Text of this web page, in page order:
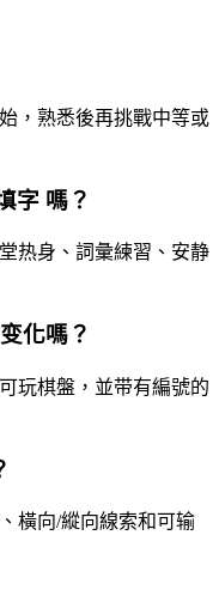
，熟悉後再挑戰中等或
字 嗎？
热身、詞彙練習、安静
化嗎？
玩棋盤，並带有編號的
橫向/縱向線索和可输